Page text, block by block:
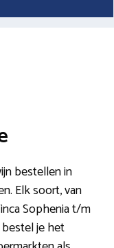
bestellen in
Elk soort, van
Sophenia t/m
je het